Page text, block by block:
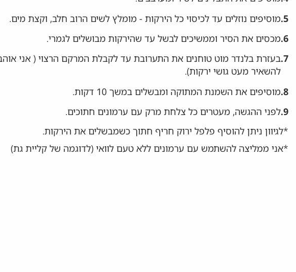
5. מוסיפים נוזלים עד לכיסוי כל הירקות - מומלץ לשים הרוב חלב, וקצת מים.
6. מכסים את הסיר וממשיכים לבשל עד שהירקות מבושלים לגמרי.
7. בעזרת בלנדר מוט טוחנים את התערובת עד לקבלת המרקם הרצוי ( אני
להשאיר מעט גושי ירקות).
8. מוסיפים את השמנת המתוקה ומבשלים במשך 10 דקות.
9. לפני ההגשה, מעטרים כל צלחת מרק עם ערמונים חתוכים.
*לגיוון ניתן להוסיף פלפל ירוק חריף חתוך כשמבשלים את הירקות.
*אני ממליצה להשתמש עם ערמונים ללא טעם לוואי (לדוגמה של קליית גת)